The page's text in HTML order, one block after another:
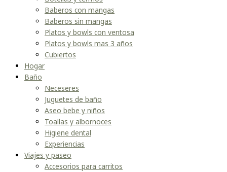
Baberos con mangas
Baberos sin mangas
Platos y bowls con ventosa
Platos y bowls mas 3 años
Cubiertos
Hogar
Baño
Neceseres
Juguetes de baño
Aseo bebe y niños
Toallas y albornoces
Higiene dental
Experiencias
Viajes y paseo
Accesorios para carritos